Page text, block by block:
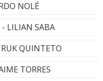
NOLÉ
LILIAN SABA
QUINTETO
TORRES